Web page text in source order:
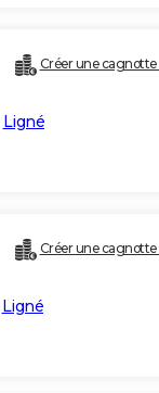
Créer une cagnotte
Ligné
Créer une cagnotte
Ligné